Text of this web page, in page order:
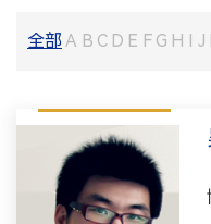
全部A B C D E F G H I J